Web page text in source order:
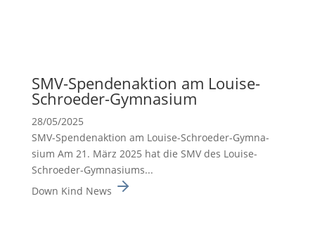
SMV-Spenden­ak­tion am Louise-
Schroeder-Gymna­sium
28/05/2025
SMV-Spenden­ak­tion am Louise-Schroeder-Gymna­
sium Am 21. März 2025 hat die SMV des Louise-
Schroeder-Gymna­siums...
Down Kind News